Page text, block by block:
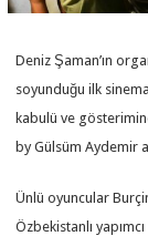
Deniz Şaman’ın
soyunduğu ilk
kabulü ve
by Gülsüm Aydemir
Ünlü oyuncular
Özbekistanlı